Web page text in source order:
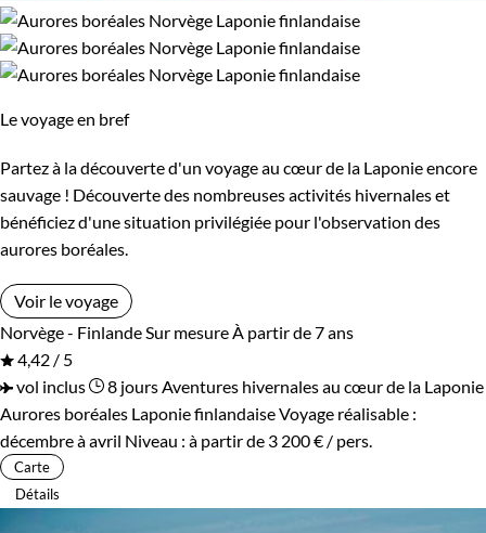
Le voyage en bref
Partez à la découverte d'un voyage au cœur de la Laponie encore
sauvage ! Découverte des nombreuses activités hivernales et
bénéficiez d'une situation privilégiée pour l'observation des
aurores boréales.
Voir le voyage
Norvège - FinlandeSur mesureÀ partir de 7 ans
4,42 / 5
vol inclus
8 joursAventures hivernales au cœur de la Laponie
Aurores boréales Laponie finlandaiseVoyage réalisable :
décembre à avril Niveau : à partir de 3 200 € / pers.
Carte
Détails